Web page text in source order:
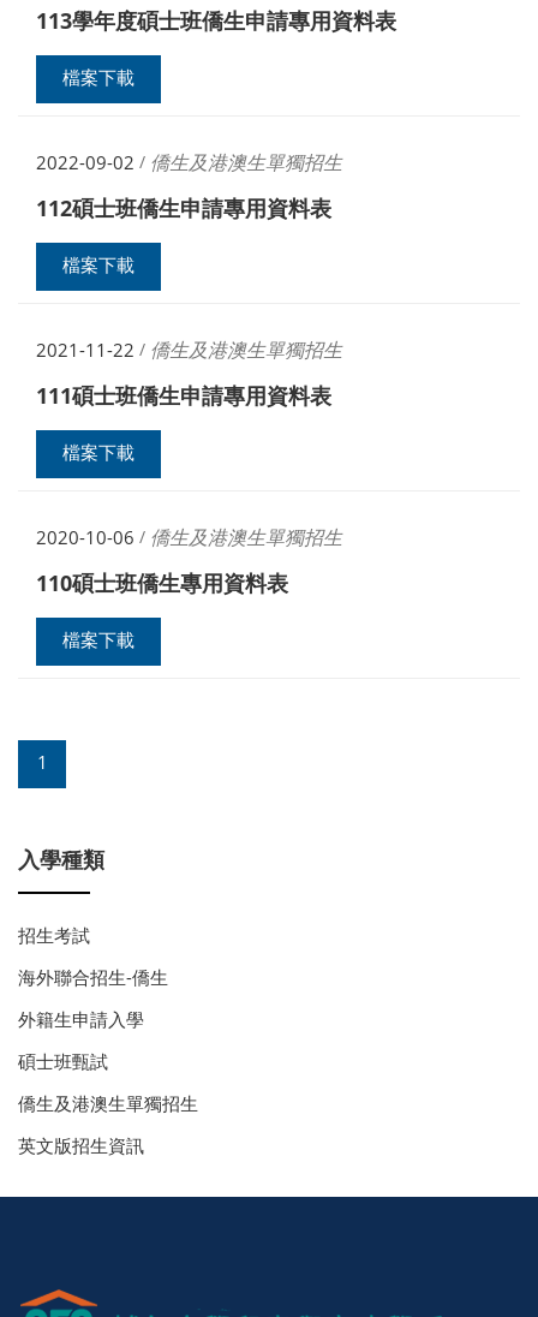
113學年度碩士班僑生申請專用資料表
檔案下載
2022-09-02 / 僑生及港澳生單獨招生
112碩士班僑生申請專用資料表
檔案下載
2021-11-22 / 僑生及港澳生單獨招生
111碩士班僑生申請專用資料表
檔案下載
2020-10-06 / 僑生及港澳生單獨招生
110碩士班僑生專用資料表
檔案下載
1
入學種類
招生考試
海外聯合招生-僑生
外籍生申請入學
碩士班甄試
僑生及港澳生單獨招生
英文版招生資訊